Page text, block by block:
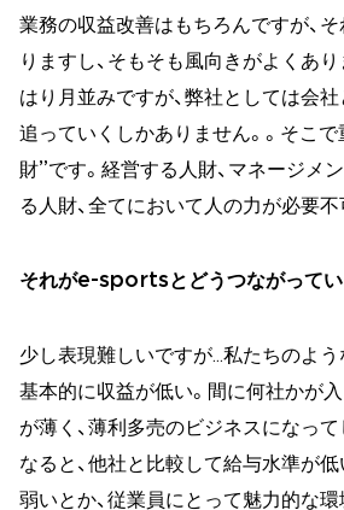
業務の収益改善はもちろんですが、
りますし、そもそも風向きがよくあ
はり月並みですが、弊社としては会
追っていくしかありません。。そこで
財”です。経営する人財、マネージメ
る人財、全てにおいて人の力が必要不
それがe-sportsとどうつながってい
少し表現難しいですが…私たちのよう
基本的に収益が低い。間に何社かが
が薄く、薄利多売のビジネスになって
なると、他社と比較して給与水準が低
弱いとか、従業員にとって魅力的な